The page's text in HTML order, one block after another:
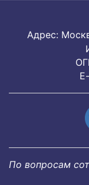
Адрес:
По вопросам